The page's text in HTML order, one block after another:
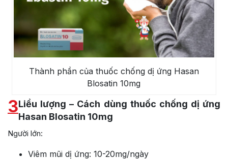
Thành phần của thuốc chống dị ứng Hasan
Blosatin 10mg
3Liều lượng – Cách dùng thuốc chống dị ứng
Hasan Blosatin 10mg
Người lớn:
Viêm mũi dị ứng: 10-20mg/ngày